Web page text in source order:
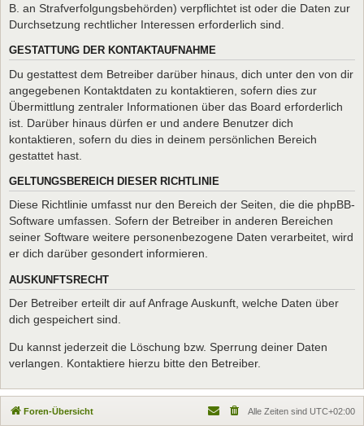
B. an Strafverfolgungsbehörden) verpflichtet ist oder die Daten zur
Durchsetzung rechtlicher Interessen erforderlich sind.
GESTATTUNG DER KONTAKTAUFNAHME
Du gestattest dem Betreiber darüber hinaus, dich unter den von dir
angegebenen Kontaktdaten zu kontaktieren, sofern dies zur
Übermittlung zentraler Informationen über das Board erforderlich
ist. Darüber hinaus dürfen er und andere Benutzer dich
kontaktieren, sofern du dies in deinem persönlichen Bereich
gestattet hast.
GELTUNGSBEREICH DIESER RICHTLINIE
Diese Richtlinie umfasst nur den Bereich der Seiten, die die phpBB-
Software umfassen. Sofern der Betreiber in anderen Bereichen
seiner Software weitere personenbezogene Daten verarbeitet, wird
er dich darüber gesondert informieren.
AUSKUNFTSRECHT
Der Betreiber erteilt dir auf Anfrage Auskunft, welche Daten über
dich gespeichert sind.
Du kannst jederzeit die Löschung bzw. Sperrung deiner Daten
verlangen. Kontaktiere hierzu bitte den Betreiber.
Foren-Übersicht Alle Zeiten sind UTC+02:00